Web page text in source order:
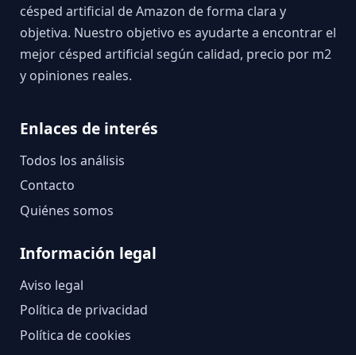
césped artificial de Amazon de forma clara y
objetiva. Nuestro objetivo es ayudarte a encontrar el
mejor césped artificial según calidad, precio por m2
y opiniones reales.
Enlaces de interés
Todos los análisis
Contacto
Quiénes somos
Información legal
Aviso legal
Política de privacidad
Política de cookies